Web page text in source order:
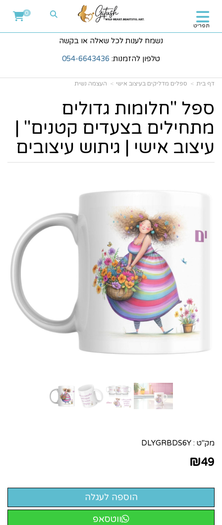
נשמח לענות לכל שאלה או בקשה
טלפון להזמנות: 054-6643436
תפריט
0
דף בית ספלים מדליקים בעיצוב אישי העצמה נשית
ספל "חלומות גדולים
מתחילים בצעדים קטנים" |
עיצוב אישי | גיתוש עיצובים
מק"ט : DLYGRBDS6Y
₪49
ווטסאפ